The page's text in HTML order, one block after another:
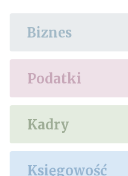
Biznes
Podatki
Kadry
Księgowość